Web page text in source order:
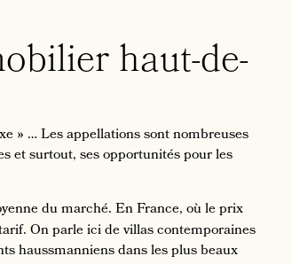
haut-de-
» … Les appellations sont nombreuses
et surtout, ses opportunités pour les
du marché. En France, où le prix
On parle ici de villas contemporaines
haussmanniens dans les plus beaux